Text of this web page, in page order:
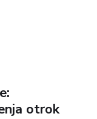
otrok